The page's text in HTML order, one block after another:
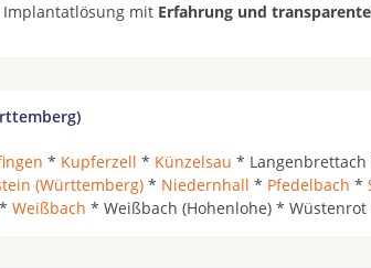
Implantatlösung mit Erfahrung und
* Kupferzell * Künzelsau * Langenbrettach
(Württemberg) * Niedernhall * Pfedelbach *
* Weißbach * Weißbach (Hohenlohe) *